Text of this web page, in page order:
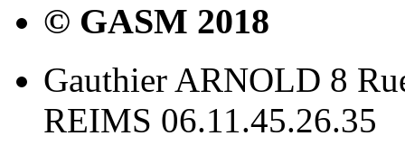
© GASM 2018
Gauthier ARNOLD 8
REIMS 06.11.45.26.35